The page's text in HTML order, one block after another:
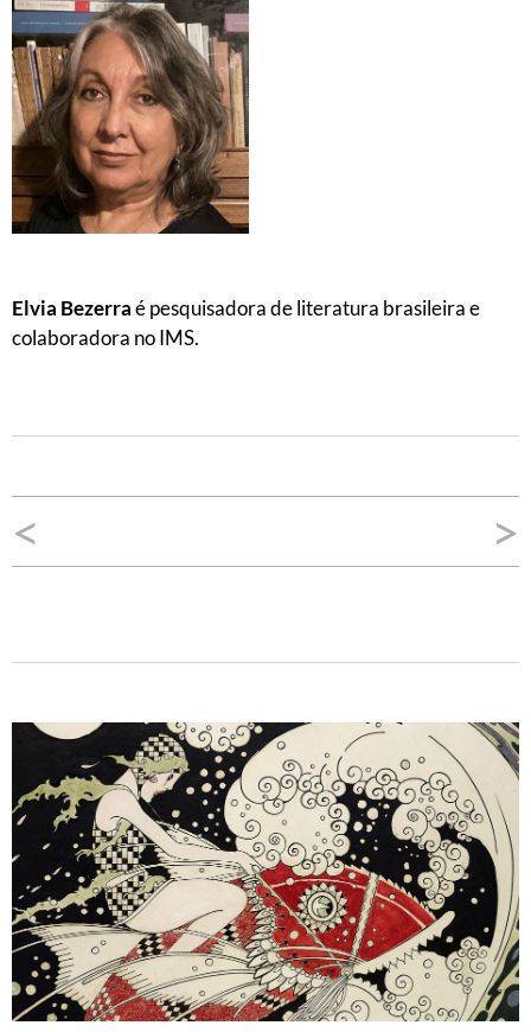
Elvia Bezerraé pesquisadora de literatura brasileira e
colaboradora no IMS.
Navegação
de
< >